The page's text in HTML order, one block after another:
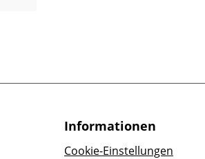
Informationen
Cookie-Einstellungen